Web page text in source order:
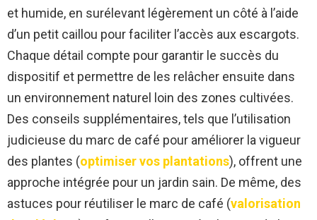
et humide, en surélevant légèrement un côté à l’aide
d’un petit caillou pour faciliter l’accès aux escargots.
Chaque détail compte pour garantir le succès du
dispositif et permettre de les relâcher ensuite dans
un environnement naturel loin des zones cultivées.
Des conseils supplémentaires, tels que l’utilisation
judicieuse du marc de café pour améliorer la vigueur
des plantes (optimiser vos plantations), offrent une
approche intégrée pour un jardin sain. De même, des
astuces pour réutiliser le marc de café (valorisation